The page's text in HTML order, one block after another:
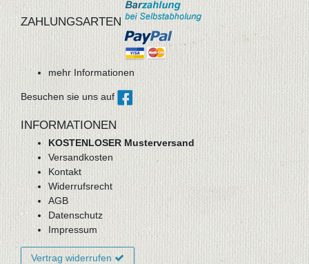
ZAHLUNGSARTEN
mehr Informationen
Besuchen sie uns auf
INFORMATIONEN
KOSTENLOSER Musterversand
Versandkosten
Kontakt
Widerrufsrecht
AGB
Datenschutz
Impressum
Vertrag widerrufen